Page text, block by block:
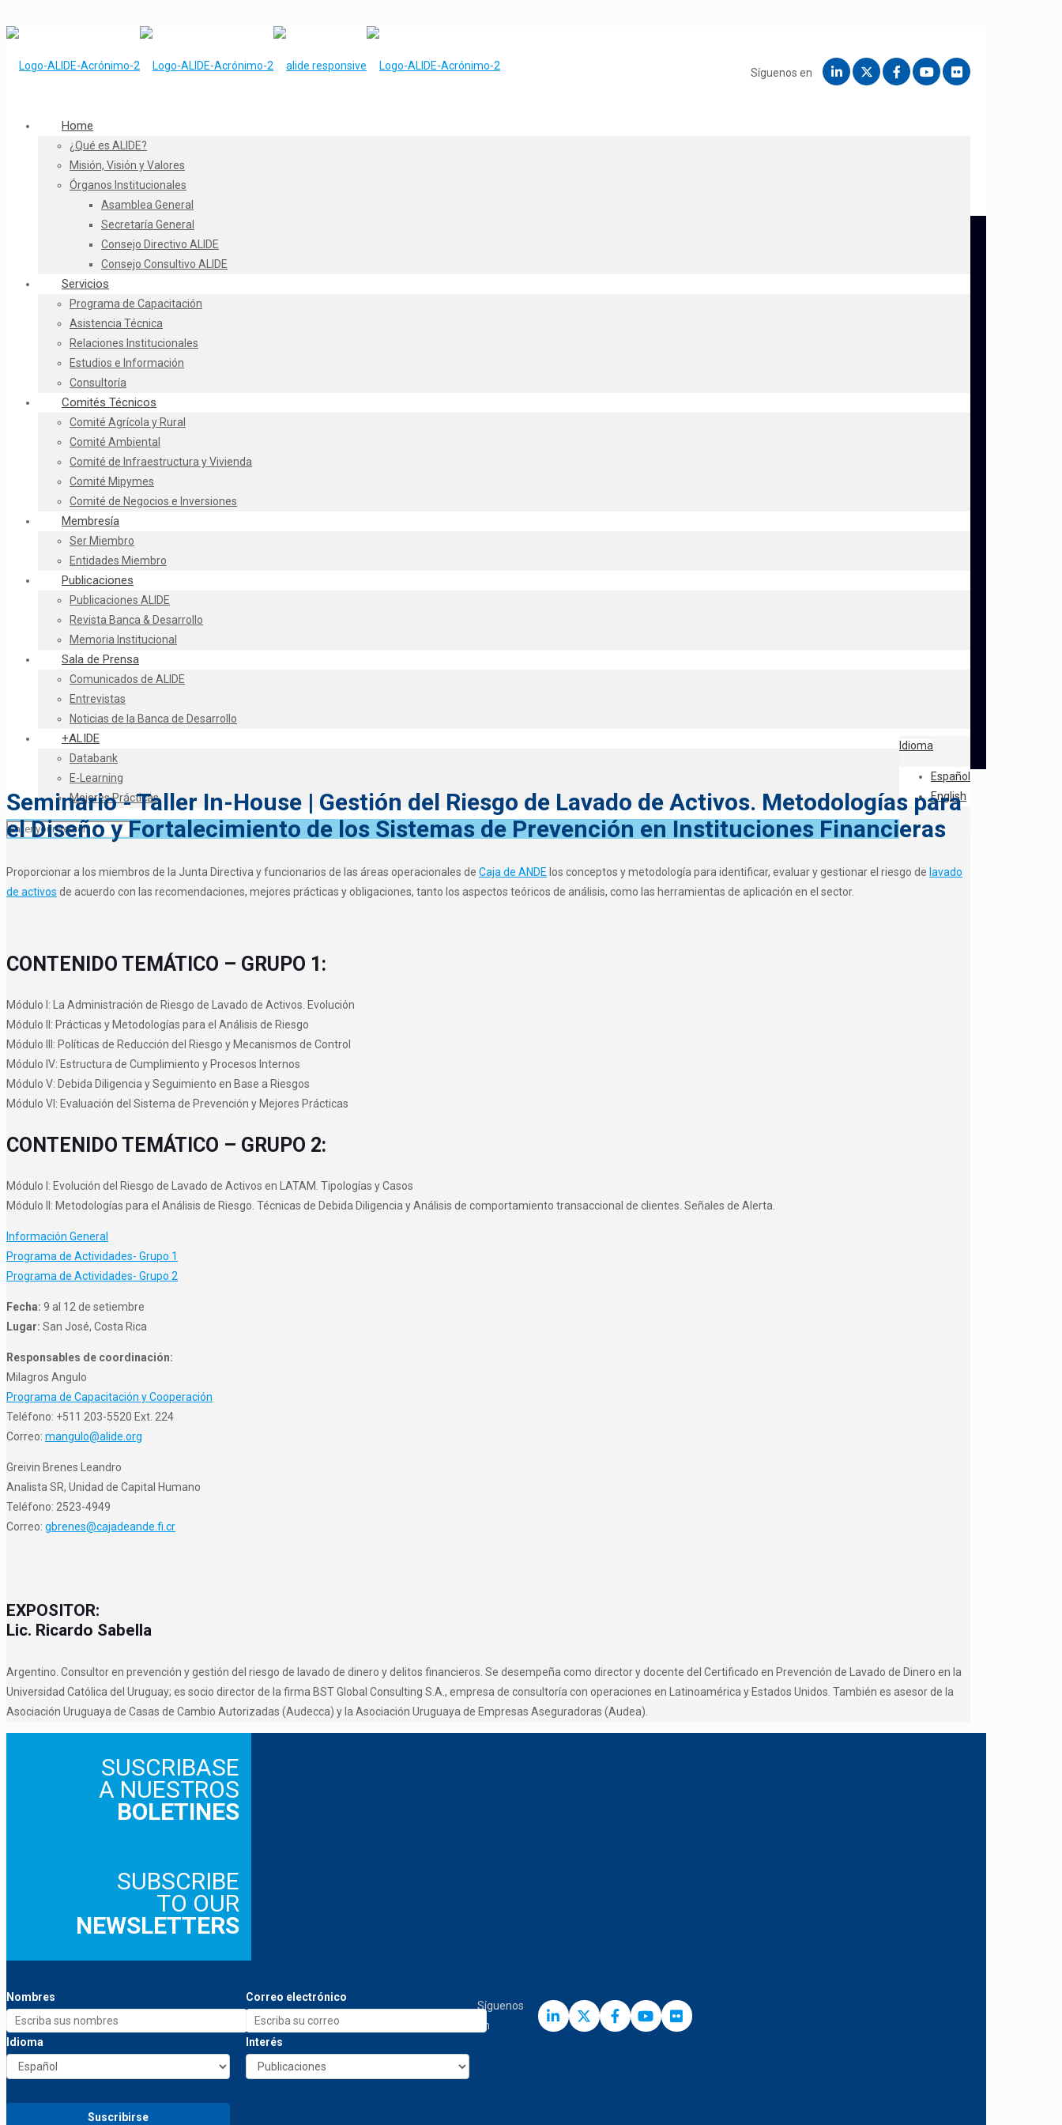
Home
¿Qué es ALIDE?
Misión, Visión y Valores
Órganos Institucionales
Asamblea General
Secretaría General
Consejo Directivo ALIDE
Consejo Consultivo ALIDE
Servicios
Programa de Capacitación
Asistencia Técnica
Relaciones Institucionales
Estudios e Información
Consultoría
Comités Técnicos
Comité Agrícola y Rural
Comité Ambiental
Comité de Infraestructura y Vivienda
Comité Mipymes
Comité de Negocios e Inversiones
Membresía
Ser Miembro
Entidades Miembro
Publicaciones
Publicaciones ALIDE
Revista Banca & Desarrollo
Memoria Institucional
Sala de Prensa
Comunicados de ALIDE
Entrevistas
Noticias de la Banca de Desarrollo
+ALIDE
Databank
E-Learning
Mejores Prácticas
Síguenos en
Idioma
Español
English
Seminario - Taller In-House | Gestión del Riesgo de Lavado de Activos. Metodologías para
el Diseño y Fortalecimiento de los Sistemas de Prevención en Instituciones Financieras
Proporcionar a los miembros de la Junta Directiva y funcionarios de las áreas operacionales de Caja de ANDE los conceptos y metodología para identificar, evaluar y gestionar el riesgo de lavado
de activos de acuerdo con las recomendaciones, mejores prácticas y obligaciones, tanto los aspectos teóricos de análisis, como las herramientas de aplicación en el sector.
CONTENIDO TEMÁTICO – GRUPO 1:
Módulo I: La Administración de Riesgo de Lavado de Activos. Evolución
Módulo II: Prácticas y Metodologías para el Análisis de Riesgo
Módulo III: Políticas de Reducción del Riesgo y Mecanismos de Control
Módulo IV: Estructura de Cumplimiento y Procesos Internos
Módulo V: Debida Diligencia y Seguimiento en Base a Riesgos
Módulo VI: Evaluación del Sistema de Prevención y Mejores Prácticas
CONTENIDO TEMÁTICO – GRUPO 2:
Módulo I: Evolución del Riesgo de Lavado de Activos en LATAM. Tipologías y Casos
Módulo II: Metodologías para el Análisis de Riesgo. Técnicas de Debida Diligencia y Análisis de comportamiento transaccional de clientes. Señales de Alerta.
Información General
Programa de Actividades- Grupo 1
Programa de Actividades- Grupo 2
Fecha: 9 al 12 de setiembre
Lugar: San José, Costa Rica
Responsables de coordinación:
Milagros Angulo
Programa de Capacitación y Cooperación
Teléfono: +511 203-5520 Ext. 224
Correo: mangulo@alide.org
Greivin Brenes Leandro
Analista SR, Unidad de Capital Humano
Teléfono: 2523-4949
Correo: gbrenes@cajadeande.fi.cr
EXPOSITOR:
Lic. Ricardo Sabella
Argentino. Consultor en prevención y gestión del riesgo de lavado de dinero y delitos financieros. Se desempeña como director y docente del Certificado en Prevención de Lavado de Dinero en la
Universidad Católica del Uruguay; es socio director de la firma BST Global Consulting S.A., empresa de consultoría con operaciones en Latinoamérica y Estados Unidos. También es asesor de la
Asociación Uruguaya de Casas de Cambio Autorizadas (Audecca) y la Asociación Uruguaya de Empresas Aseguradoras (Audea).
SUSCRIBASE
A NUESTROS
BOLETINES
SUBSCRIBE
TO OUR
NEWSLETTERS
Nombres
Idioma
Correo electrónico
Interés
Síguenos
en